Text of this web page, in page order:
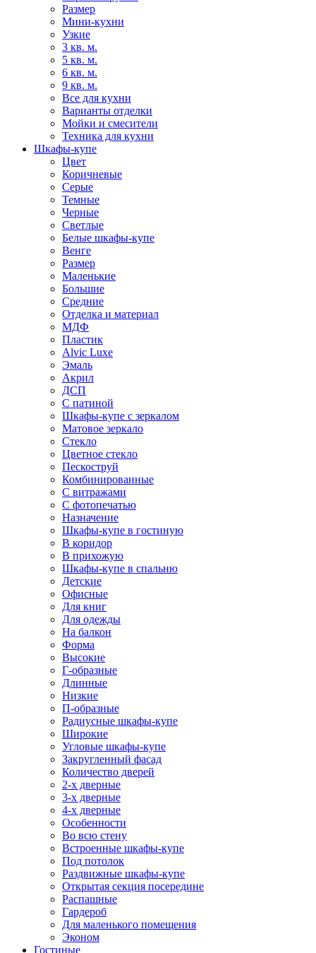
Размер
Мини-кухни
Узкие
3 кв. м.
5 кв. м.
6 кв. м.
9 кв. м.
Все для кухни
Варианты отделки
Мойки и смесители
Техника для кухни
Шкафы-купе
Цвет
Коричневые
Серые
Темные
Черные
Светлые
Белые шкафы-купе
Венге
Размер
Маленькие
Большие
Средние
Отделка и материал
МДФ
Пластик
Alvic Luxe
Эмаль
Акрил
ДСП
С патиной
Шкафы-купе с зеркалом
Матовое зеркало
Стекло
Цветное стекло
Пескоструй
Комбинированные
С витражами
С фотопечатью
Назначение
Шкафы-купе в гостиную
В коридор
В прихожую
Шкафы-купе в спальню
Детские
Офисные
Для книг
Для одежды
На балкон
Форма
Высокие
Г-образные
Длинные
Низкие
П-образные
Радиусные шкафы-купе
Широкие
Угловые шкафы-купе
Закругленный фасад
Количество дверей
2-х дверные
3-х дверные
4-х дверные
Особенности
Во всю стену
Встроенные шкафы-купе
Под потолок
Раздвижные шкафы-купе
Открытая секция посередине
Распашные
Гардероб
Для маленького помещения
Эконом
Гостиные